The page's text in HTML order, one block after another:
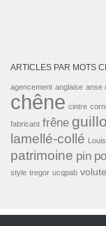
ARTICLES PAR MOTS
agencement anglaise anse
chêne cintre
fabricant frêne
lamellé-collé
patrimoine pin
style tregor ucqpab volute